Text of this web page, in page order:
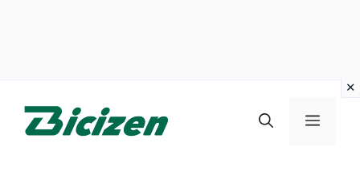
Menu